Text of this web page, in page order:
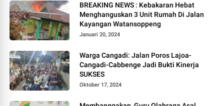
BREAKING NEWS : Kebakaran Hebat
Menghanguskan 3 Unit Rumah Di Jalan
Kayangan Watansoppeng
Januari 20, 2024
Warga Cangadi: Jalan Poros Lajoa-
Cangadi-Cabbenge Jadi Bukti Kinerja
SUKSES
Oktober 17, 2024